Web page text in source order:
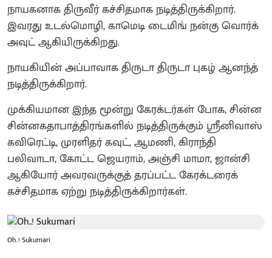
நாயகனாக திருவீர் கச்சிதமாக நடித்திருக்கிறார்.
இவரது உடல்மொழி, காமெடி டைமிங் நன்கு வொர்க்
அவுட் ஆகியிருக்கிறது.
நாயகியின் அப்பாவாக திருடா திருடா புகழ் ஆனந்த்
நடித்திருக்கிறார்.
முக்கியமான இந்த மூன்று கேரக்டர்கள் போக, சின்ன
சின்னகதாபாத்திரங்களில் நடித்திருக்கும் ஸ்ரீனிவாஸ்
கவிரெட்டி, முரளிதர் கவுட், ஆமணி, கிராந்தி
பலிவாடா, கோட்ட ஜெயராம், அஞ்சி மாமா, ஜான்சி
ஆகியோர் அவரவருக்குத் தரப்பட்ட கேரக்டரைக்
கச்சிதமாக ஏற்று நடித்திருக்கிறார்கள்.
Oh..! Sukumari